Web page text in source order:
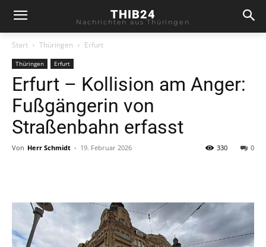
THIB24
Nachrichten aus Thüringen
Start Thüringen Erfurt
Thüringen Erfurt
Erfurt – Kollision am Anger:
Fußgängerin von
Straßenbahn erfasst
Von Herr Schmidt - 19. Februar 2026 0
330